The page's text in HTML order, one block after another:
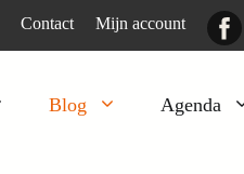
Contact Mijn account
Blog Agenda